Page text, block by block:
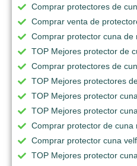
Comprar protectores de
Comprar venta de
Comprar protector cuna de
TOP Mejores protector de
Comprar protectores de
TOP Mejores protectores
TOP Mejores protector
TOP Mejores protector
Comprar protector de cuna
Comprar protector cuna
TOP Mejores protector